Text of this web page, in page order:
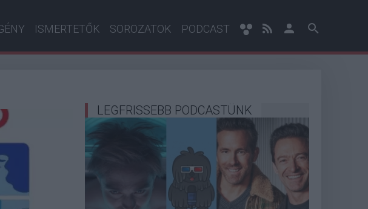
ISMERTETŐK SOROZATOK PODCAST
LEGFRISSEBB PODCASTÜNK